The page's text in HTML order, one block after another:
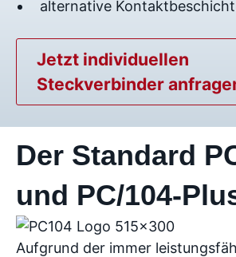
alternative
Jetzt individuellen
Steckverbinder
Der Standard
und PC/104-
Aufgrund der immer